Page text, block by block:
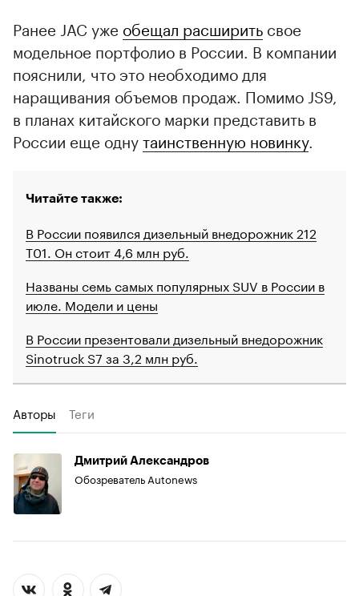
Ранее JAC уже обещал расширить свое
модельное портфолио в России. В компании
пояснили, что это необходимо для
наращивания объемов продаж. Помимо JS9,
в планах китайского марки представить в
России еще однутаинственную новинку.
Читайте также:
В России появился дизельный внедорожник 212
T01. Он стоит 4,6 млн руб.
Названы семь самых популярных SUV в России в
июле. Модели и цены
В России презентовали дизельный внедорожник
Sinotruck S7 за 3,2 млн руб.
Авторы Теги
Дмитрий Александров
Обозреватель Autonews